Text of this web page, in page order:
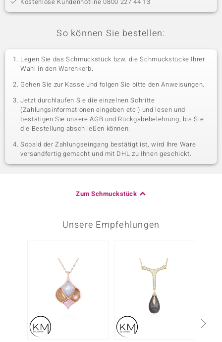
So können Sie bestellen:
Legen Sie das Schmuckstück bzw. die Schmuckstücke Ihrer
Wahl in den Warenkorb.
Gehen Sie zur Kasse und folgen Sie bitte den Anweisungen.
Jetzt durchlaufen Sie die einzelnen Schritte
(Zahlungsinformationen eingeben etc.) und lesen und
bestätigen Sie unsere AGB und Rückgabebelehrung, bis Sie
die Bestellung abschließen können.
Sobald der Zahlungseingang bestätigt ist, wird Ihre Ware
versandfertig gemacht und mit DHL zu Ihnen geschickt.
Zum Schmuckstück
Unsere Empfehlungen